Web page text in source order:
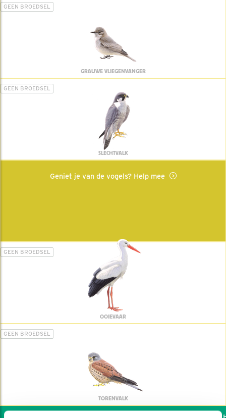
GEEN BROEDSEL
GRAUWE VLIEGENVANGER
GEEN BROEDSEL
SLECHTVALK
Geniet je van de vogels? Help mee
GEEN BROEDSEL
OOIEVAAR
GEEN BROEDSEL
TORENVALK